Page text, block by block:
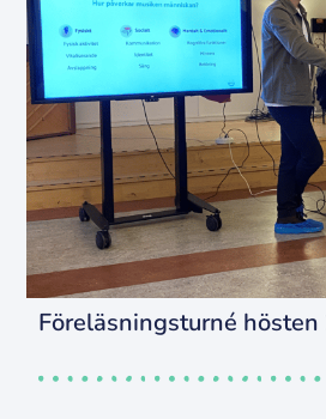
Föreläsningsturné hösten